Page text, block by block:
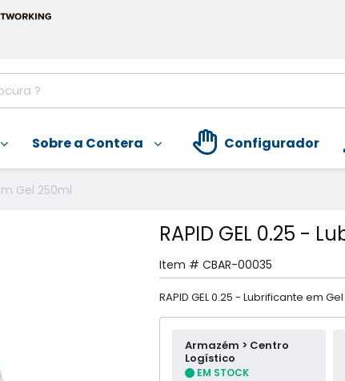
Sobre a Contera Configurador
Gel 250ml
RAPID GEL 0.25 -
Item # CBAR-00035
RAPID GEL 0.25 - Lubrificante em
Armazém > Centro
Logístico
EM STOCK